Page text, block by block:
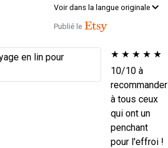
Voir dans la langue originale
Publié le
★ ★ ★ ★ ★
10/10 à
recommander
à tous ceux
qui ont un
penchant
pour l'effroi !